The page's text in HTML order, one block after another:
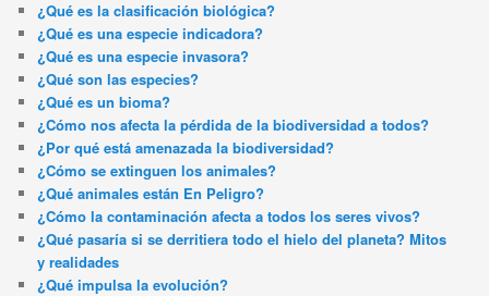
¿Qué es la clasificación biológica?
¿Qué es una especie indicadora?
¿Qué es una especie invasora?
¿Qué son las especies?
¿Qué es un bioma?
¿Cómo nos afecta la pérdida de la biodiversidad a todos?
¿Por qué está amenazada la biodiversidad?
¿Cómo se extinguen los animales?
¿Qué animales están En Peligro?
¿Cómo la contaminación afecta a todos los seres vivos?
¿Qué pasaría si se derritiera todo el hielo del planeta? Mitos
y realidades
¿Qué impulsa la evolución?